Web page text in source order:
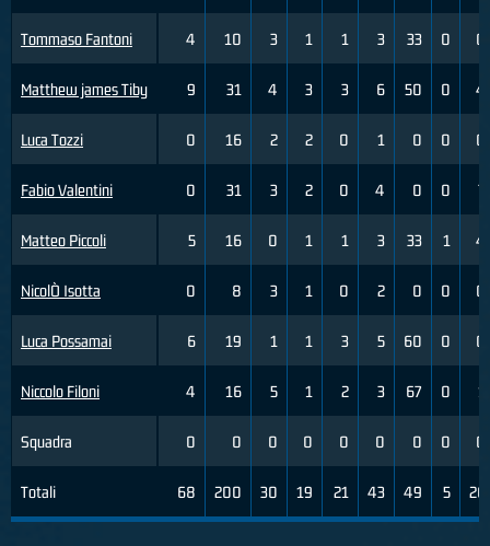
Tommaso Fantoni
Matthew james Tiby
Luca Tozzi
Fabio Valentini
Matteo Piccoli
NicolÒ Isotta
Luca Possamai
Niccolo Filoni
Squadra
Totali
4 10 3 1 1 3 33 0 0
9 31 4 3 3 6 50 0 4
0 16 2 2 0 1 0 0 0
0 31 3 2 0 4 0 0 7
5 16 0 1 1 3 33 1 4
0 8 3 1 0 2 0 0 0
6 19 1 1 3 5 60 0 0
4 16 5 1 2 3 67 0 1
0 0 0 0 0 0 0 0 0
68 200 30 19 21 43 49 5 26